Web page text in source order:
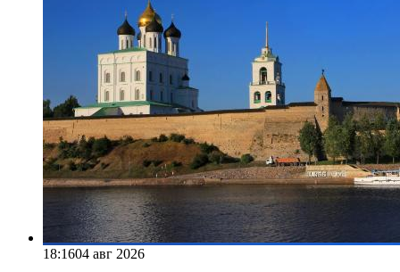
18:1604 авг 2026